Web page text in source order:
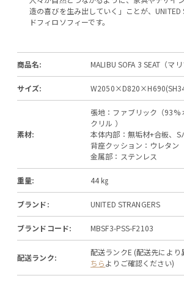
造の喜びを生み出していく」ことが、UNITED
ドフィロソフィーです。
商品名: MALIBU SOFA 3 SEAT（マ
サイズ:
素材:
張地：ファブリック（93%
クリル ）
本体内部：無垢材+合板、S
背座クッション：ウレタン
金属部：ステンレス
重量: 44 ㎏
ブランド: UNITED STRANGERS
ブランドコード: MBSF3-PSS-F2103
配送ランク:
配送ランクE (配送先により
ちらよりご確認ください)